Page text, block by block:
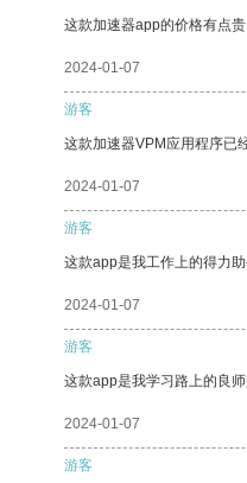
这款加速器app的价格有点
2024-01-07
游客
这款加速器VPM应用程序已
2024-01-07
游客
这款app是我工作上的得力
2024-01-07
游客
这款app是我学习路上的良
2024-01-07
游客